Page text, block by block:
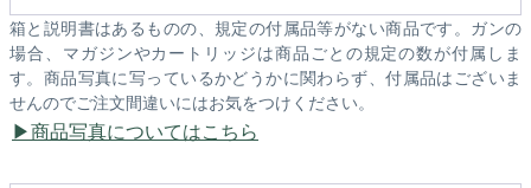
箱と説明書はあるものの、規定の付属品等がない商品です。ガンの
場合、マガジンやカートリッジは商品ごとの規定の数が付属しま
す。商品写真に写っているかどうかに関わらず、付属品はございま
せんのでご注文間違いにはお気をつけください。
商品写真についてはこちら